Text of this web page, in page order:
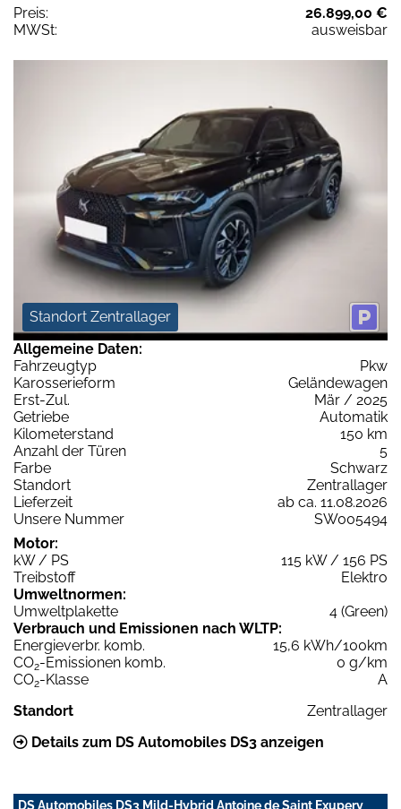
Preis:
26.899,00 €
MWSt:
ausweisbar
Standort Zentrallager
Allgemeine Daten:
Fahrzeugtyp
Pkw
Karosserieform
Geländewagen
Erst-Zul.
Mär / 2025
Getriebe
Automatik
Kilometerstand
150 km
Anzahl der Türen
5
Farbe
Schwarz
Standort
Zentrallager
Lieferzeit
ab ca. 11.08.2026
Unsere Nummer
SW005494
Motor:
kW / PS
115 kW / 156 PS
Treibstoff
Elektro
Umweltnormen:
Umweltplakette
4 (Green)
Verbrauch und Emissionen nach WLTP:
Energieverbr. komb.
15,6 kWh/100km
CO2-Emissionen komb.
0 g/km
CO2-Klasse
A
Standort
Zentrallager
Details zum DS Automobiles DS3 anzeigen
DS Automobiles DS3 Mild-Hybrid Antoine de Saint Exupery